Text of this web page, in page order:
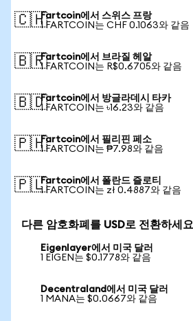
🇨🇭Fartcoin에서 스위스 프랑
1 FARTCOIN는 CHF 0.1063와 같음
🇧🇷Fartcoin에서 브라질 헤알
1 FARTCOIN는 R$0.6705와 같음
🇧🇩Fartcoin에서 방글라데시 타카
1 FARTCOIN는 ৳16.23와 같음
🇵🇭Fartcoin에서 필리핀 페소
1 FARTCOIN는 ₱7.98와 같음
🇵🇱Fartcoin에서 폴란드 즐로티
1 FARTCOIN는 zł 0.4887와 같음
다른 암호화폐를 USD로 전환하세요
Eigenlayer에서 미국 달러
1 EIGEN는 $0.1778와 같음
Decentraland에서 미국 달러
1 MANA는 $0.0667와 같음